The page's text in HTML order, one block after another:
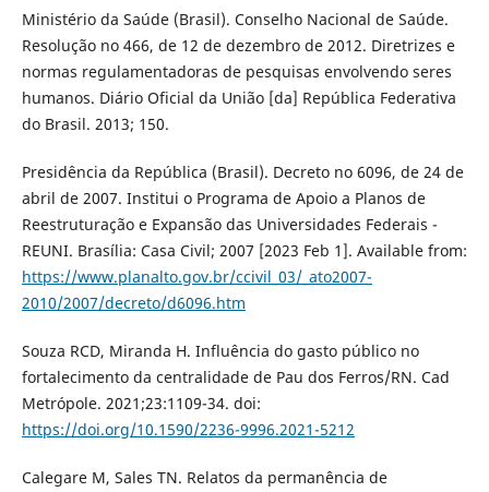
Ministério da Saúde (Brasil). Conselho Nacional de Saúde.
Resolução no 466, de 12 de dezembro de 2012. Diretrizes e
normas regulamentadoras de pesquisas envolvendo seres
humanos. Diário Oficial da União [da] República Federativa
do Brasil. 2013; 150.
Presidência da República (Brasil). Decreto no 6096, de 24 de
abril de 2007. Institui o Programa de Apoio a Planos de
Reestruturação e Expansão das Universidades Federais -
REUNI. Brasília: Casa Civil; 2007 [2023 Feb 1]. Available from:
https://www.planalto.gov.br/ccivil_03/_ato2007-
2010/2007/decreto/d6096.htm
Souza RCD, Miranda H. Influência do gasto público no
fortalecimento da centralidade de Pau dos Ferros/RN. Cad
Metrópole. 2021;23:1109-34. doi:
https://doi.org/10.1590/2236-9996.2021-5212
Calegare M, Sales TN. Relatos da permanência de